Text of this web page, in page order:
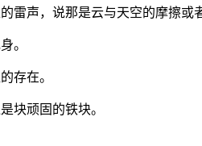
雷声，说那是云与天空的摩擦或
。
存在。
块顽固的铁块。